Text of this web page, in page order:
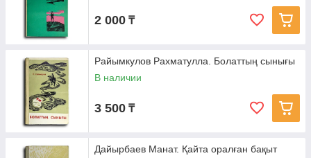
2 000 ₸
Райымкулов Рахматулла. Болаттың сынығы
В наличии
3 500 ₸
Дайырбаев Манат. Қайта оралған бақыт